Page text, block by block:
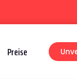
Preise